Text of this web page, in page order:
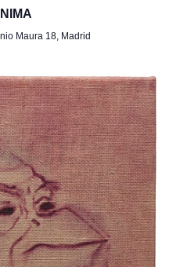
Maura 18, Madrid